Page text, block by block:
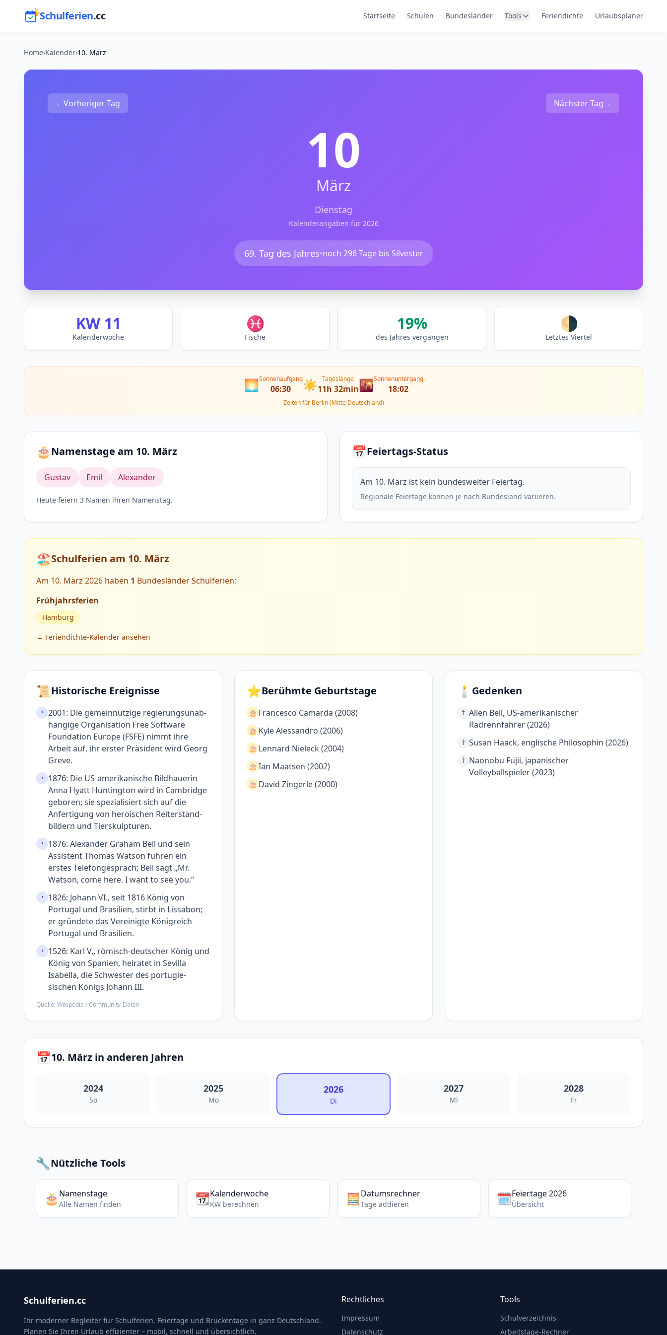
Schulferien.cc Startseite Schulen Bundesländer Tools Feriendichte Urlaubsplaner
Home›Kalender›10. März
←Vorheriger Tag Nächster Tag→
10
März
Dienstag
Kalenderangaben für 2026
69. Tag des Jahres•noch 296 Tage bis Silvester
KW 11
Kalenderwoche
♓
Fische
19%
des Jahres vergangen
🌗
Letztes Viertel
🌅Sonnenaufgang
06:30 ☀️ Tageslänge
11h 32min🌇Sonnenuntergang
18:02
Zeiten für Berlin (Mitte Deutschland)
🎂Namenstage am 10. März
Gustav Emil Alexander
Heute feiern 3 Namen ihren Namenstag.
📅Feiertags-Status
Am 10. März ist kein bundesweiter Feiertag.
Regionale Feiertage können je nach Bundesland variieren.
🏖️Schulferien am 10. März
Am 10. März 2026 haben 1 Bundesländer Schulferien:
Frühjahrsferien
Hamburg
→ Feriendichte-Kalender ansehen
📜Historische Ereignisse
• 2001: Die gemein­nützige regierungs­unab­
hängige Organi­sation Free Software
Foundation Europe (FSFE) nimmt ihre
Arbeit auf, ihr erster Präsident wird Georg
Greve.
• 1876: Die US-amerika­nische Bild­hauerin
Anna Hyatt Huntington wird in Cambridge
geboren; sie spezia­lisiert sich auf die
Anferti­gung von heroischen Reiter­stand­
bildern und Tierskulpturen.
• 1876: Alexander Graham Bell und sein
Assistent Thomas Watson führen ein
erstes Telefon­gespräch; Bell sagt „Mr.
Watson, come here. I want to see you.“
• 1826: Johann VI., seit 1816 König von
Portugal und Brasilien, stirbt in Lissabon;
er gründete das Vereinigte König­reich
Portugal und Brasilien.
• 1526: Karl V., römisch-deutscher König und
König von Spanien, heiratet in Sevilla
Isabella, die Schwester des portugie­
sischen Königs Johann III.
Quelle: Wikipedia / Community-Daten
⭐Berühmte Geburtstage
🎂 Francesco Camarda (2008)
🎂 Kyle Alessandro (2006)
🎂 Lennard Nieleck (2004)
🎂 Ian Maatsen (2002)
🎂 David Zingerle (2000)
🕯️ Gedenken
† Allen Bell, US-amerikanischer
Radrennfahrer (2026)
† Susan Haack, englische Philosophin (2026)
† Naonobu Fujii, japanischer
Volleyballspieler (2023)
📅10. März in anderen Jahren
2024
So
2025
Mo
2026
Di
2027
Mi
2028
Fr
🔧Nützliche Tools
🎂 Namenstage
Alle Namen finden 📆Kalenderwoche
KW berechnen 🧮Datumsrechner
Tage addieren 🗓️Feiertage 2026
Übersicht
Schulferien.cc
Ihr moderner Begleiter für Schulferien, Feiertage und Brückentage in ganz Deutschland.
Planen Sie Ihren Urlaub effizienter – mobil, schnell und übersichtlich.
Rechtliches
Impressum
Datenschutz
Tools
Schulverzeichnis
Arbeitstage-Rechner